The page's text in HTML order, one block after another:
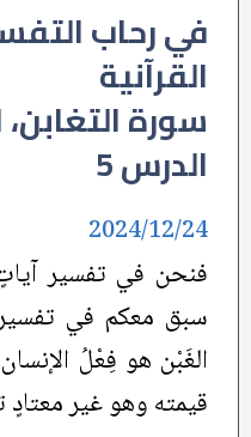
في رحاب
القرآنية
الدرس 5
فنحن في تفسير
سبق معكم في تفسير
الغَبْن هو فِعْلُ
قيمته وهو غير
2024/12/24